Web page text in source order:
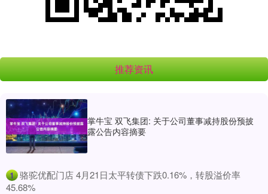
推荐资讯
掌牛宝 双飞集团: 关于公司董事减持股份预披
露公告内容摘要
1 ​骆驼优配门店 4月21日太平转债下跌0.16%，转股溢价率
45.68%